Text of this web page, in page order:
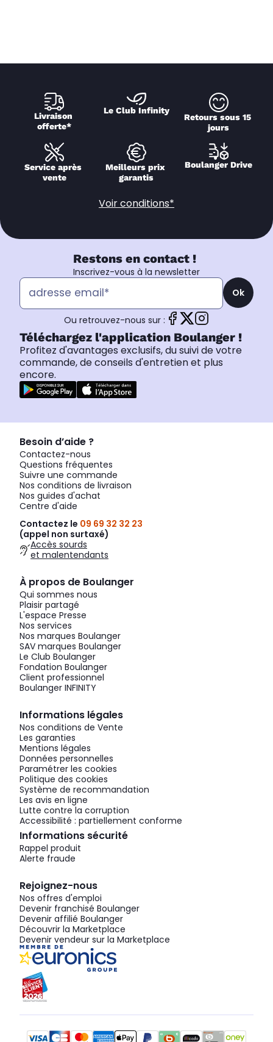
Livraison
offerte*
Le Club Infinity
Retours sous 15
jours
Service après
vente
Meilleurs prix
garantis
Boulanger Drive
Voir conditions*
Restons en contact !
Inscrivez-vous à la newsletter
Ok
Ou retrouvez-nous sur :
Téléchargez l'application Boulanger !
Profitez d'avantages exclusifs, du suivi de votre
commande, de conseils d'entretien et plus
encore.
Besoin d’aide ?
Contactez-nous
Questions fréquentes
Suivre une commande
Nos conditions de livraison
Nos guides d'achat
Centre d'aide
Contactez le 09 69 32 32 23
(appel non surtaxé)
Accès sourds
et malentendants
À propos de Boulanger
Qui sommes nous
Plaisir partagé
L'espace Presse
Nos services
Nos marques Boulanger
SAV marques Boulanger
Le Club Boulanger
Fondation Boulanger
Client professionnel
Boulanger INFINITY
Informations légales
Nos conditions de Vente
Les garanties
Mentions légales
Données personnelles
Paramétrer les cookies
Politique des cookies
Système de recommandation
Les avis en ligne
Lutte contre la corruption
Accessibilité : partiellement conforme
Informations sécurité
Rappel produit
Alerte fraude
Rejoignez-nous
Nos offres d'emploi
Devenir franchisé Boulanger
Devenir affilié Boulanger
Découvrir la Marketplace
Devenir vendeur sur la Marketplace